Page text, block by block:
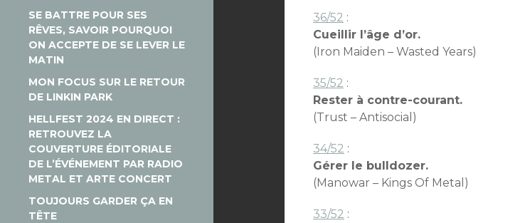
SE BATTRE POUR SES
RÊVES, SAVOIR POURQUOI
ON ACCEPTE DE SE LEVER LE
MATIN
MON FOCUS SUR LE RETOUR
DE LINKIN PARK
HELLFEST 2024 EN DIRECT :
RETROUVEZ LA
COUVERTURE ÉDITORIALE
DE L’ÉVÉNEMENT PAR RADIO
METAL ET ARTE CONCERT
TOUJOURS GARDER ÇA EN
TÊTE
36/52 :
Cueillir l’âge d’or.
(Iron Maiden – Wasted Years)
35/52 :
Rester à contre-courant.
(Trust – Antisocial)
34/52 :
Gérer le bulldozer.
(Manowar – Kings Of Metal)
33/52 :